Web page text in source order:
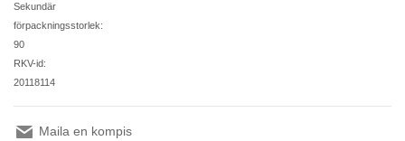
Sekundär
förpackningsstorlek:
90
RKV-id:
20118114
Maila en kompis